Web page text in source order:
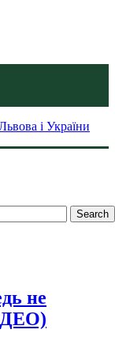
і України
не